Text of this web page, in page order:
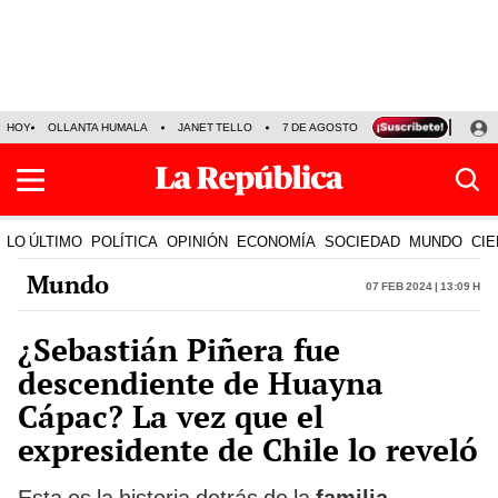
HOY OLLANTA HUMALA JANET TELLO 7 DE AGOSTO TINKA RESULTADOS
LO ÚLTIMO POLÍTICA OPINIÓN ECONOMÍA SOCIEDAD MUNDO
Mundo 07 Feb 2024 | 13:09 h
¿Sebastián Piñera fue
descendiente de Huayna
Cápac? La vez que el
expresidente de Chile lo reveló